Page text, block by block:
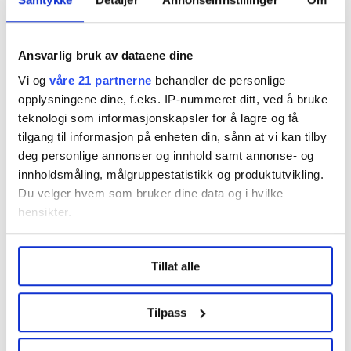
Ansvarlig bruk av dataene dine
Vi og våre 21 partnerne behandler de personlige
opplysningene dine, f.eks. IP-nummeret ditt, ved å bruke
teknologi som informasjonskapsler for å lagre og få
tilgang til informasjon på enheten din, sånn at vi kan tilby
deg personlige annonser og innhold samt annonse- og
innholdsmåling, målgruppestatistikk og produktutvikling.
Du velger hvem som bruker dine data og i hvilke
hensikter.
Undermer infokan du lese om hvordan dine personlige
data behandles og hvordan du kan velge hvordan de skal
brukes. Du kan hele tiden endre eller trekke tilbake ditt
samtykke fra erklæringen om informasjonskapsler.
LO Medias publikasjoner frifagbevegelse.no, hk-nytt.no
Tillat alle
Tilpass
Ondet må tas ved roten.Derfor er det beklagelig at
støtteordning for å avhjelpe situasjonen hos bedrifter
som er ekstra hardt rammet av dyr strømpris.
Alternativet er at lønningene drives for mye opp, og at
både konstadsnivå og priser presses ditto opp. Da
ender alle parter som tapere.
Denne artikkelen er over fire år gammel .
Ønsker du å si din mening?
kronikker til FriFagbevegelse